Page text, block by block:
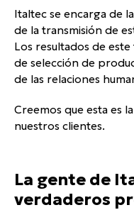
Italtec se encarga de
de la transmisión de
Los resultados de
de selección de
de las relaciones
Creemos que esta es
nuestros clientes.
La gente de
verdaderos